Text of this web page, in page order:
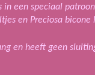
een speciaal
en Preciosa
en heeft geen